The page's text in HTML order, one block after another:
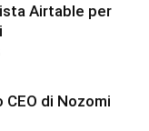
Airtable per
CEO di Nozomi